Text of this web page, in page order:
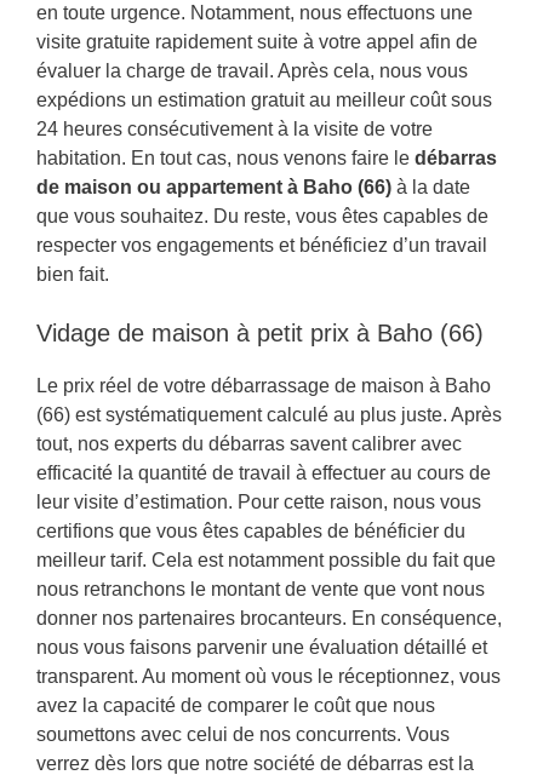
en toute urgence. Notamment, nous effectuons une
visite gratuite rapidement suite à votre appel afin de
évaluer la charge de travail. Après cela, nous vous
expédions un estimation gratuit au meilleur coût sous
24 heures consécutivement à la visite de votre
habitation. En tout cas, nous venons faire le débarras
de maison ou appartement à Baho (66) à la date
que vous souhaitez. Du reste, vous êtes capables de
respecter vos engagements et bénéficiez d’un travail
bien fait.
Vidage de maison à petit prix à Baho (66)
Le prix réel de votre débarrassage de maison à Baho
(66) est systématiquement calculé au plus juste. Après
tout, nos experts du débarras savent calibrer avec
efficacité la quantité de travail à effectuer au cours de
leur visite d’estimation. Pour cette raison, nous vous
certifions que vous êtes capables de bénéficier du
meilleur tarif. Cela est notamment possible du fait que
nous retranchons le montant de vente que vont nous
donner nos partenaires brocanteurs. En conséquence,
nous vous faisons parvenir une évaluation détaillé et
transparent. Au moment où vous le réceptionnez, vous
avez la capacité de comparer le coût que nous
soumettons avec celui de nos concurrents. Vous
verrez dès lors que notre société de débarras est la